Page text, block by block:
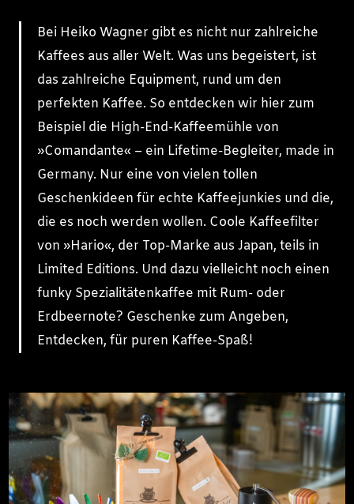
Bei Heiko Wagner gibt es nicht nur zahlreiche
Kaffees aus aller Welt. Was uns begeistert, ist
das zahlreiche Equipment, rund um den
perfekten Kaffee. So entdecken wir hier zum
Beispiel die High-End-Kaffeemühle von
»Comandante« – ein Lifetime-Begleiter, made in
Germany. Nur eine von vielen tollen
Geschenkideen für echte Kaffeejunkies und die,
die es noch werden wollen. Coole Kaffeefilter
von »Hario«, der Top-Marke aus Japan, teils in
Limited Editions. Und dazu vielleicht noch einen
funky Spezialitätenkaffee mit Rum- oder
Erdbeernote? Geschenke zum Angeben,
Entdecken, für puren Kaffee-Spaß!